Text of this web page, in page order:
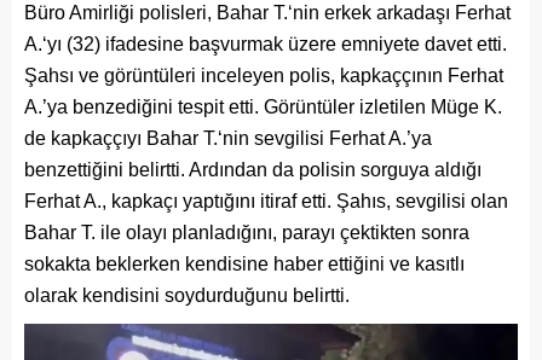
Büro Amirliği polisleri, Bahar T.‘nin erkek arkadaşı Ferhat
A.‘yı (32) ifadesine başvurmak üzere emniyete davet etti.
Şahsı ve görüntüleri inceleyen polis, kapkaççının Ferhat
A.’ya benzediğini tespit etti. Görüntüler izletilen Müge K.
de kapkaççıyı Bahar T.‘nin sevgilisi Ferhat A.’ya
benzettiğini belirtti. Ardından da polisin sorguya aldığı
Ferhat A., kapkaçı yaptığını itiraf etti. Şahıs, sevgilisi olan
Bahar T. ile olayı planladığını, parayı çektikten sonra
sokakta beklerken kendisine haber ettiğini ve kasıtlı
olarak kendisini soydurduğunu belirtti.